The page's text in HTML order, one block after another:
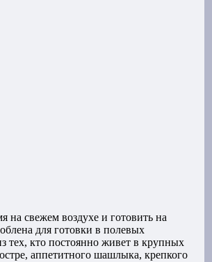
на свежем воздухе и готовить на
для готовки в полевых
тех, кто постоянно живет в крупных
аппетитного шашлыка, крепкого